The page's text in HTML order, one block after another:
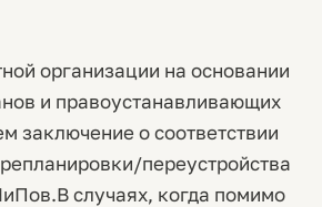
организации на основании
и правоустанавливающих
заключение о соответствии
переустройства
случаях, когда помимо